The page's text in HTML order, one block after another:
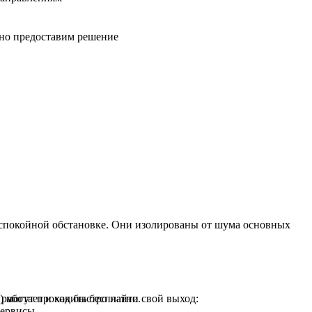
предоставим решение
обстановке. Они изолированы от шума основных
проходить бесплатно.
и как быстро найти свой выход: